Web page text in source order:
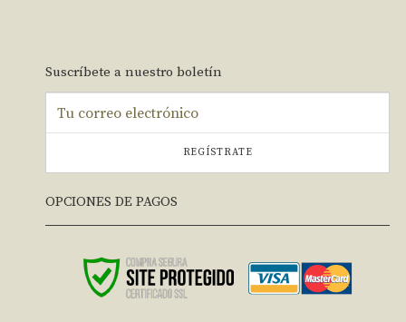
Suscríbete a nuestro boletín
REGÍSTRATE
OPCIONES DE PAGOS